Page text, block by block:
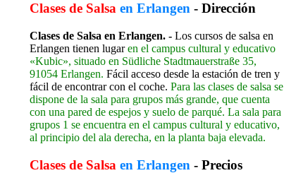
Clases de Salsa en Erlangen- Dirección
Clases de Salsa en Erlangen. -Los cursos de salsa en
Erlangen tienen lugaren el campus cultural y educativo
«Kubic», situado en Südliche Stadtmauerstraße 35,
91054 Erlangen. Fácil acceso desde la estación de tren y
fácil de encontrar con el coche. Para las clases de salsa se
dispone de la sala para grupos más grande, que cuenta
con una pared de espejos y suelo de parqué. La sala para
grupos 1 se encuentra en el campus cultural y educativo,
al principio del ala derecha, en la planta baja elevada.
Clases de Salsa en Erlangen - Precios